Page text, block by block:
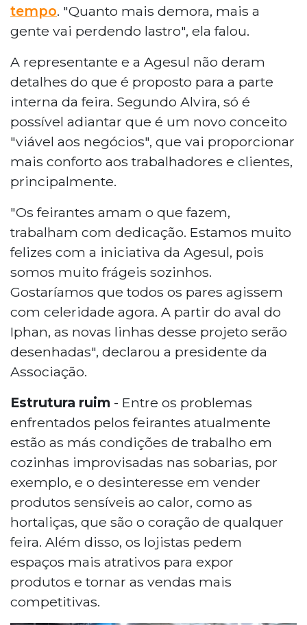
tempo. "Quanto mais demora, mais a
gente vai perdendo lastro", ela falou.
A representante e a Agesul não deram
detalhes do que é proposto para a parte
interna da feira. Segundo Alvira, só é
possível adiantar que é um novo conceito
"viável aos negócios", que vai proporcionar
mais conforto aos trabalhadores e clientes,
principalmente.
"Os feirantes amam o que fazem,
trabalham com dedicação. Estamos muito
felizes com a iniciativa da Agesul, pois
somos muito frágeis sozinhos.
Gostaríamos que todos os pares agissem
com celeridade agora. A partir do aval do
Iphan, as novas linhas desse projeto serão
desenhadas", declarou a presidente da
Associação.
Estrutura ruim - Entre os problemas
enfrentados pelos feirantes atualmente
estão as más condições de trabalho em
cozinhas improvisadas nas sobarias, por
exemplo, e o desinteresse em vender
produtos sensíveis ao calor, como as
hortaliças, que são o coração de qualquer
feira. Além disso, os lojistas pedem
espaços mais atrativos para expor
produtos e tornar as vendas mais
competitivas.